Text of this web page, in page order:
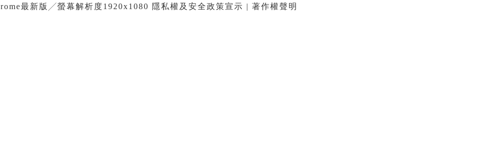
最新版╱螢幕解析度1920x1080 隱私權及安全政策宣示 | 著作權聲明